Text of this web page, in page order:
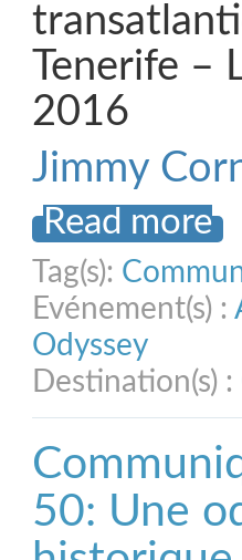
Tenerife –
2016
Jimmy
Read more
Tag(s):
Evénement(s) :
Odyssey
Destination(s) :
50: Une